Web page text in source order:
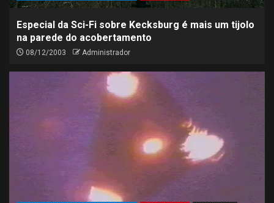
Especial da Sci-Fi sobre Kecksburg é mais um tijolo
na parede do acobertamento
08/12/2003 Administrador